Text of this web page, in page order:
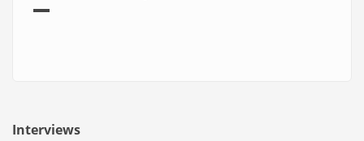
Interviews